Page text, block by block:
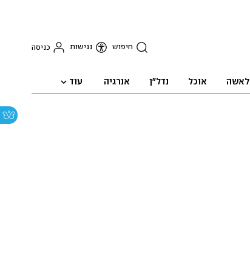
חיפוש נגישות כניסה
לאשה אוכל נדל"ן אנרגיה עוד